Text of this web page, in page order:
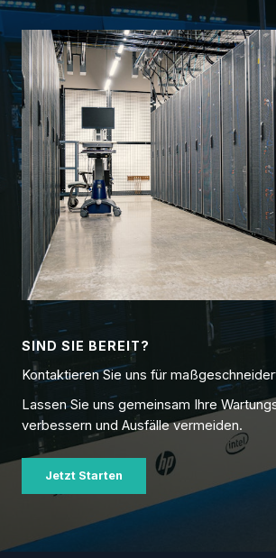
SIND SIE BEREIT?
Kontaktieren Sie uns für
Lassen Sie uns gemeinsam Ihre
verbessern und Ausfälle vermeiden.
Jetzt Starten